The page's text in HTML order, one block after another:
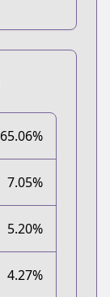
65.06%
7.05%
5.20%
4.27%